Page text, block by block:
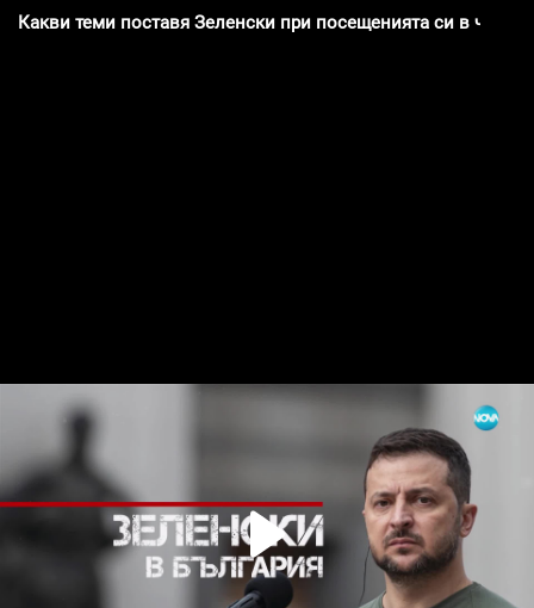
Какви теми поставя Зеленски при посещенията си в